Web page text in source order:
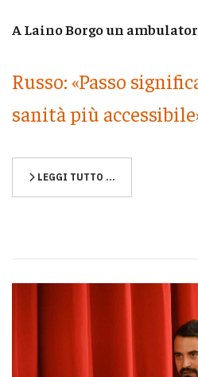
A Laino Borgo un
Russo: «Passo
sanità più
LEGGI TUTTO …